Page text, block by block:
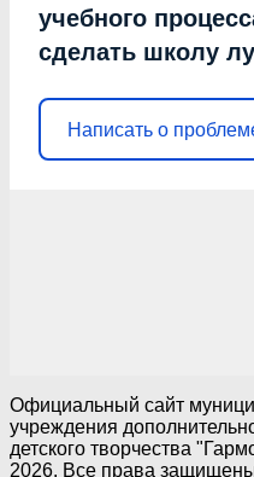
учебного
сделать школу
Написать о
Официальный сайт
учреждения
детского творчества
2026. Все права